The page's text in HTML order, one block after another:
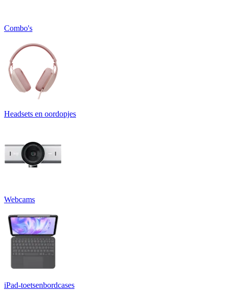
Combo's
Headsets en oordopjes
Webcams
iPad-toetsenbordcases